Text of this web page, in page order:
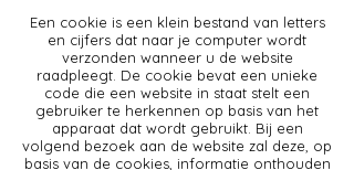
Een cookie is een klein bestand van letters
en cijfers dat naar je computer wordt
verzonden wanneer u de website
raadpleegt. De cookie bevat een unieke
code die een website in staat stelt een
gebruiker te herkennen op basis van het
apparaat dat wordt gebruikt. Bij een
volgend bezoek aan de website zal deze, op
basis van de cookies, informatie onthouden